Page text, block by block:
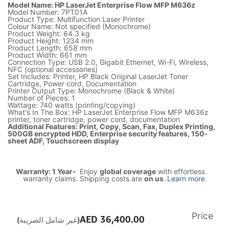
Model Name: HP LaserJet Enterprise Flow MFP M636z
Model Number: 7PT01A
Product Type: Multifunction Laser Printer
Colour Name: Not specified (Monochrome)
Product Weight: 64.3 kg
Product Height: 1234 mm
Product Length: 658 mm
Product Width: 661 mm
Connection Type: USB 2.0, Gigabit Ethernet, Wi-Fi, Wireless,
NFC (optional accessories)
Set Includes: Printer, HP Black Original LaserJet Toner
Cartridge, Power cord, Documentation
Printer Output Type: Monochrome (Black & White)
Number of Pieces: 1
Wattage: 740 watts (printing/copying)
What's In The Box: HP LaserJet Enterprise Flow MFP M636z
printer, toner cartridge, power cord, documentation
Additional Features: Print, Copy, Scan, Fax, Duplex Printing,
500GB encrypted HDD, Enterprise security features, 150-
sheet ADF, Touchscreen display
Warranty: 1 Year- Enjoy global coverage with effortless
warranty claims. Shipping costs are on us.Learn more
Price
36,400.00 (غير شامل الضريبة)